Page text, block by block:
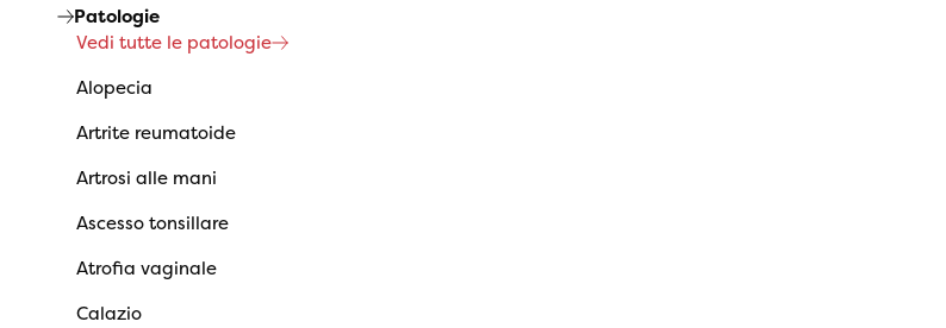
Patologie
Vedi tutte le patologie
Alopecia
Artrite reumatoide
Artrosi alle mani
Ascesso tonsillare
Atrofia vaginale
Calazio